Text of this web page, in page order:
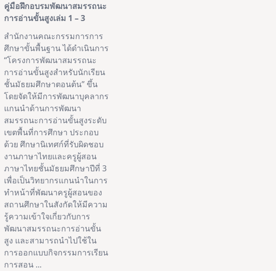
คู่มือฝึกอบรมพัฒนาสมรรถนะ
การอ่านขั้นสูงเล่ม 1 – 3
สำนักงานคณะกรรมการการ
ศึกษาขั้นพื้นฐาน ได้ดำเนินการ
“โครงการพัฒนาสมรรถนะ
การอ่านขั้นสูงสำหรับนักเรียน
ชั้นมัธยมศึกษาตอนต้น” ขึ้น
โดยจัดให้มีการพัฒนาบุคลากร
แกนนำด้านการพัฒนา
สมรรถนะการอ่านขั้นสูงระดับ
เขตพื้นที่การศึกษา ประกอบ
ด้วย ศึกษานิเทศก์ที่รับผิดชอบ
งานภาษาไทยและครูผู้สอน
ภาษาไทยชั้นมัธยมศึกษาปีที่ 3
เพื่อเป็นวิทยากรแกนนำในการ
ทำหน้าที่พัฒนาครูผู้สอนของ
สถานศึกษาในสังกัดให้มีความ
รู้ความเข้าใจเกี่ยวกับการ
พัฒนาสมรรถนะการอ่านขั้น
สูง และสามารถนำไปใช้ใน
การออกแบบกิจกรรมการเรียน
การสอน ...